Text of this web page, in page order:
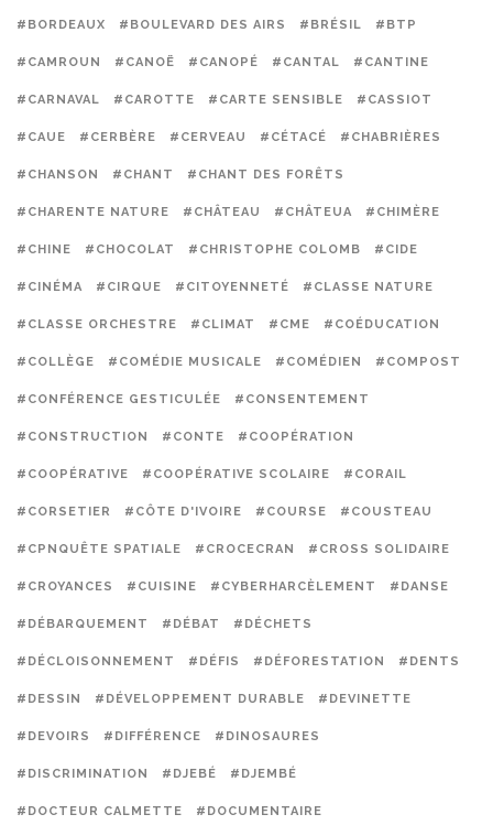
#BORDEAUX #BOULEVARD DES AIRS #BRÉSIL #BTP
#CAMROUN #CANOË #CANOPÉ #CANTAL #CANTINE
#CARNAVAL #CAROTTE #CARTE SENSIBLE #CASSIOT
#CAUE #CERBÈRE #CERVEAU #CÉTACÉ #CHABRIÈRES
#CHANSON #CHANT #CHANT DES FORÊTS
#CHARENTE NATURE #CHÂTEAU #CHÂTEUA #CHIMÈRE
#CHINE #CHOCOLAT #CHRISTOPHE COLOMB #CIDE
#CINÉMA #CIRQUE #CITOYENNETÉ #CLASSE NATURE
#CLASSE ORCHESTRE #CLIMAT #CME #COÉDUCATION
#COLLÈGE #COMÉDIE MUSICALE #COMÉDIEN #COMPOST
#CONFÉRENCE GESTICULÉE #CONSENTEMENT
#CONSTRUCTION #CONTE #COOPÉRATION
#COOPÉRATIVE #COOPÉRATIVE SCOLAIRE #CORAIL
#CORSETIER #CÔTE D'IVOIRE #COURSE #COUSTEAU
#CPNQUÊTE SPATIALE #CROCECRAN #CROSS SOLIDAIRE
#CROYANCES #CUISINE #CYBERHARCÈLEMENT #DANSE
#DÉBARQUEMENT #DÉBAT #DÉCHETS
#DÉCLOISONNEMENT #DÉFIS #DÉFORESTATION #DENTS
#DESSIN #DÉVELOPPEMENT DURABLE #DEVINETTE
#DEVOIRS #DIFFÉRENCE #DINOSAURES
#DISCRIMINATION #DJEBÉ #DJEMBÉ
#DOCTEUR CALMETTE #DOCUMENTAIRE